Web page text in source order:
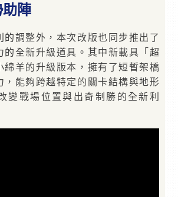
陣
的調整外，本次改版也同步推出了
的全新升級道具。其中新載具「超
綿羊的升級版本，擁有了短暫架橋
，能夠跨越特定的關卡結構與地形
變戰場位置與出奇制勝的全新利